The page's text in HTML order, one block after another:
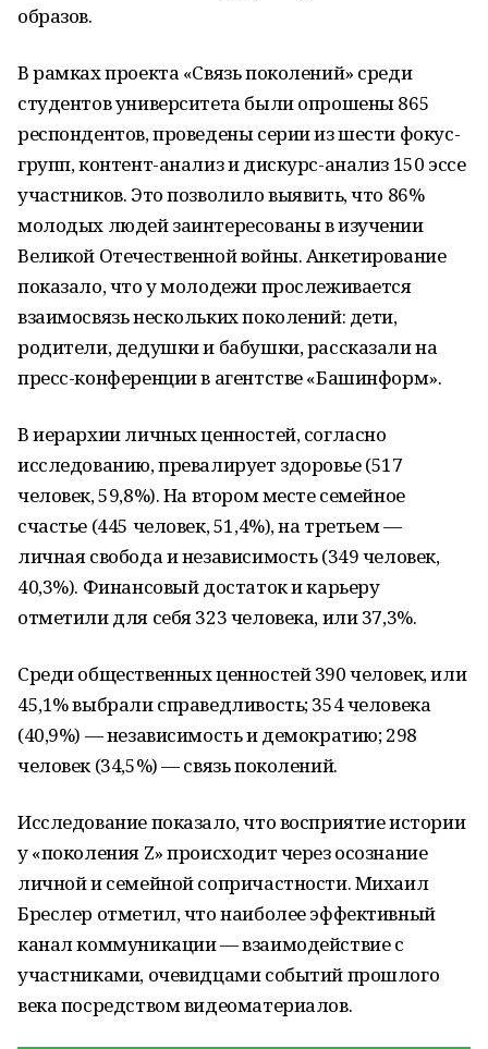
образов.
В рамках проекта «Связь поколений» среди
студентов университета были опрошены 865
респондентов, проведены серии из шести фокус-
групп, контент-анализ и дискурс-анализ 150 эссе
участников. Это позволило выявить, что 86%
молодых людей заинтересованы в изучении
Великой Отечественной войны. Анкетирование
показало, что у молодежи прослеживается
взаимосвязь нескольких поколений: дети,
родители, дедушки и бабушки, рассказали на
пресс-конференции в агентстве «Башинформ».
В иерархии личных ценностей, согласно
исследованию, превалирует здоровье (517
человек, 59,8%). На втором месте семейное
счастье (445 человек, 51,4%), на третьем —
личная свобода и независимость (349 человек,
40,3%). Финансовый достаток и карьеру
отметили для себя 323 человека, или 37,3%.
Среди общественных ценностей 390 человек, или
45,1% выбрали справедливость; 354 человека
(40,9%) — независимость и демократию; 298
человек (34,5%) — связь поколений.
Исследование показало, что восприятие истории
у «поколения Z» происходит через осознание
личной и семейной сопричастности. Михаил
Бреслер отметил, что наиболее эффективный
канал коммуникации — взаимодействие с
участниками, очевидцами событий прошлого
века посредством видеоматериалов.